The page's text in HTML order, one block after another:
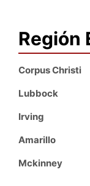
Región
Corpus Christi
Lubbock
Irving
Amarillo
Mckinney